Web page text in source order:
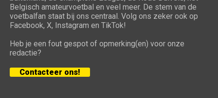
Belgisch amateurvoetbal en veel meer. De stem van de
voetbalfan staat bij ons centraal. Volg ons zeker ook op
Facebook, X, Instagram en TikTok!
Heb je een fout gespot of opmerking(en) voor onze
redactie?
Contacteer ons!